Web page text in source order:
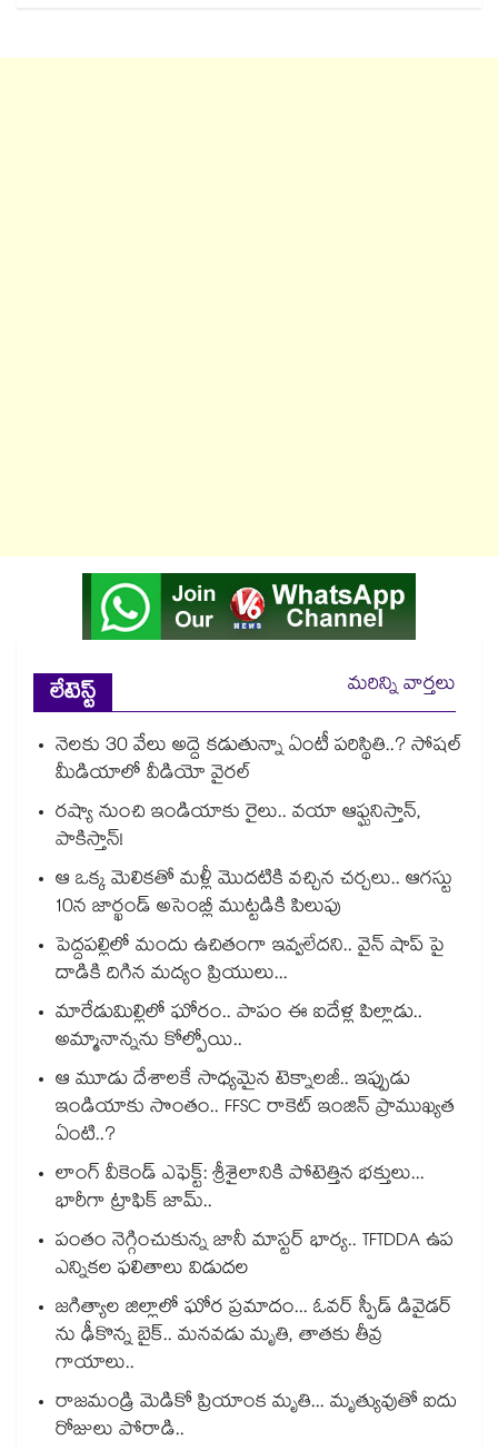
లేటెస్ట్
మరిన్ని వార్తలు
నెలకు 30 వేలు అద్దె కడుతున్నా ఏంటీ పరిస్థితి..? సోషల్
మీడియాలో వీడియో వైరల్
రష్యా నుంచి ఇండియాకు రైలు.. వయా ఆఫ్ఘనిస్తాన్,
పాకిస్తాన్!
ఆ ఒక్క మెలికతో మళ్లీ మొదటికి వచ్చిన చర్చలు.. ఆగస్టు
10న జార్ఖండ్ అసెంబ్లీ ముట్టడికి పిలుపు
పెద్దపల్లిలో మందు ఉచితంగా ఇవ్వలేదని.. వైన్ షాప్ పై
దాడికి దిగిన మద్యం ప్రియులు...
మారేడుమిల్లిలో ఘోరం.. పాపం ఈ ఐదేళ్ల పిల్లాడు..
అమ్మానాన్నను కోల్పోయి..
ఆ మూడు దేశాలకే సాధ్యమైన టెక్నాలజీ.. ఇప్పుడు
ఇండియాకు సొంతం.. FFSC రాకెట్ ఇంజిన్ ప్రాముఖ్యత
ఏంటి..?
లాంగ్ వీకెండ్ ఎఫెక్ట్: శ్రీశైలానికి పోటెత్తిన భక్తులు...
భారీగా ట్రాఫిక్ జామ్..
పంతం నెగ్గించుకున్న జానీ మాస్టర్ భార్య.. TFTDDA ఉప
ఎన్నికల ఫలితాలు విడుదల
జగిత్యాల జిల్లాలో ఘోర ప్రమాదం... ఓవర్ స్పీడ్ డివైడర్
ను ఢీకొన్న బైక్.. మనవడు మృతి, తాతకు తీవ్ర
గాయాలు..
రాజమండ్రి మెడికో ప్రియాంక మృతి... మృత్యువుతో ఐదు
రోజులు పోరాడి..